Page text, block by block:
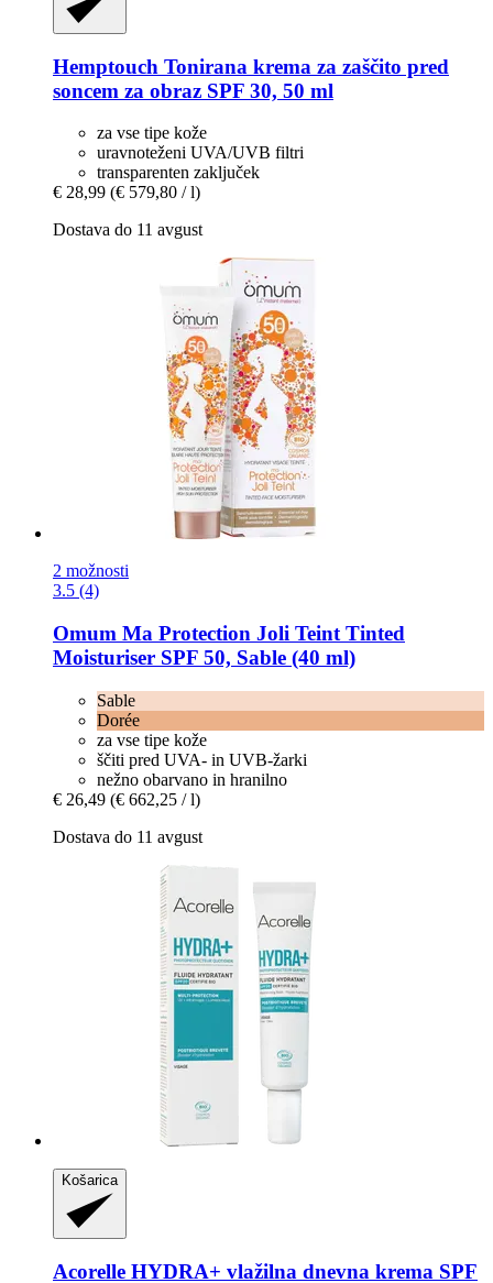
Hemptouch Tonirana krema za zaščito pred
soncem za obraz SPF 30, 50 ml
za vse tipe kože
uravnoteženi UVA/UVB filtri
transparenten zaključek
€ 28,99 (€ 579,80 / l)
Dostava do 11 avgust
2 možnosti
3.5 (4)
Omum Ma Protection Joli Teint Tinted
Moisturiser SPF 50, Sable (40 ml)
Sable
Dorée
za vse tipe kože
ščiti pred UVA- in UVB-žarki
nežno obarvano in hranilno
€ 26,49 (€ 662,25 / l)
Dostava do 11 avgust
Košarica
Acorelle HYDRA+ vlažilna dnevna krema SPF